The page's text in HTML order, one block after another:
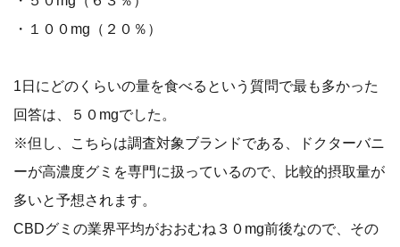
・１００mg（２０％）
1日にどのくらいの量を食べるという質問で最も多かった
回答は、５０mgでした。
※但し、こちらは調査対象ブランドである、ドクターバニ
ーが高濃度グミを専門に扱っているので、比較的摂取量が
多いと予想されます。
CBDグミの業界平均がおおむね３０mg前後なので、その